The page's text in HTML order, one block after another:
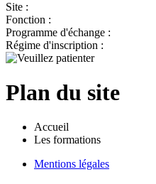
Site :
Fonction :
Programme d'échange :
Régime d'inscription :
Plan du site
Accueil
Les formations
Mentions légales